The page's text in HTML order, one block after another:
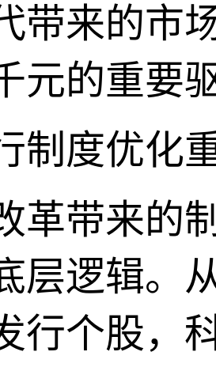
带来的市
元的重要
制度优化
革带来的
层逻辑。
行个股，